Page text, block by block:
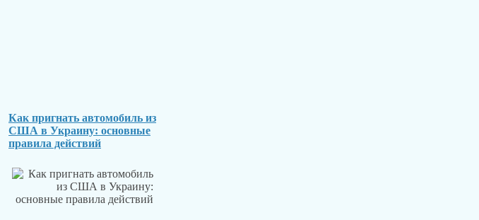
Как пригнать автомобиль из
США в Украину: основные
правила действий